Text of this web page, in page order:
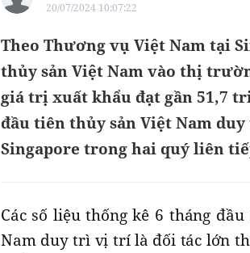
20/07/2024 10:07:22
Theo Thương vụ Việt Nam tại
thủy sản Việt Nam vào thị
giá trị xuất khẩu đạt gần 51,7
đầu tiên thủy sản Việt Nam
Singapore trong hai quý liên
Các số liệu thống kê 6 tháng
Nam duy trì vị trí là đối tác lớn